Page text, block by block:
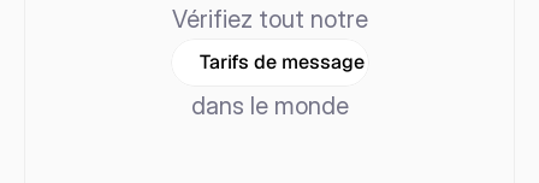
Vérifiez tout notre
Tarifs de message
dans le monde